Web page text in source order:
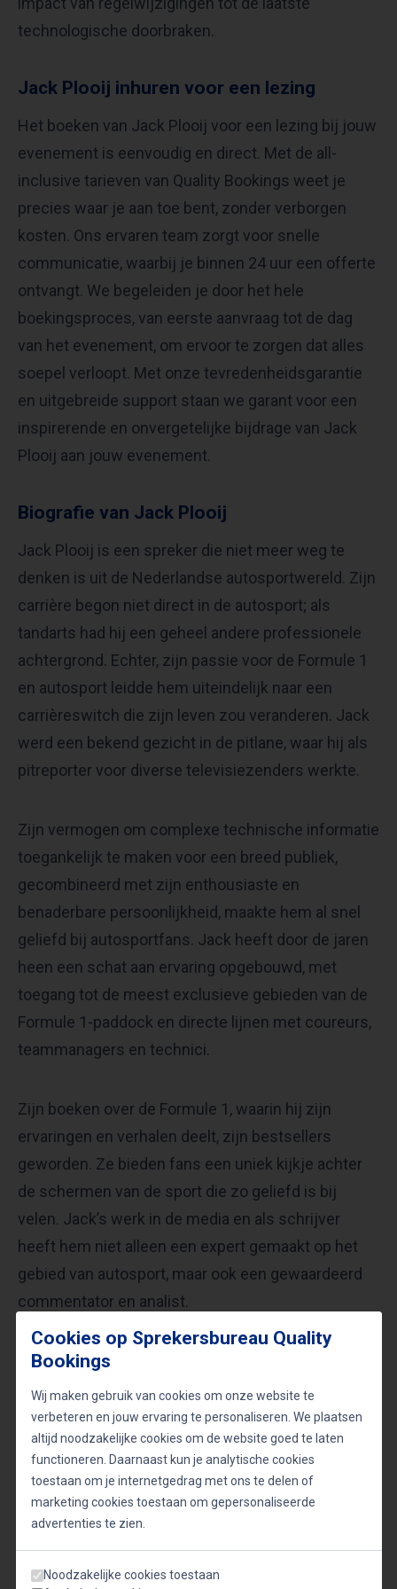
technologische doorbraken.
Jack Plooij inhuren voor een lezing
Het boeken van Jack Plooij voor een lezing bij jouw
evenement is eenvoudig en direct. Met de all-
inclusive tarieven van Quality Bookings weet je
precies waar je aan toe bent, zonder verborgen
kosten. Ons ervaren team zorgt voor snelle
communicatie, waarbij je binnen 24 uur een offerte
ontvangt. We begeleiden je door het hele
boekingsproces, van eerste aanvraag tot de dag
van het evenement, om ervoor te zorgen dat alles
soepel verloopt. Met onze tevredenheidsgarantie
en uitgebreide support staan we garant voor een
inspirerende en onvergetelijke bijdrage van Jack
Plooij aan jouw evenement.
Biografie van Jack Plooij
Jack Plooij is een spreker die niet meer weg te
denken is uit de Nederlandse autosportwereld. Zijn
carrière begon niet direct in de autosport; als
tandarts had hij een geheel andere professionele
achtergrond. Echter, zijn passie voor de Formule 1
en autosport leidde hem uiteindelijk naar een
carrièreswitch die zijn leven zou veranderen. Jack
werd een bekend gezicht in de pitlane, waar hij als
pitreporter voor diverse televisiezenders werkte.
Zijn vermogen om complexe technische informatie
toegankelijk te maken voor een breed publiek,
gecombineerd met zijn enthousiaste en
benaderbare persoonlijkheid, maakte hem al snel
geliefd bij autosportfans. Jack heeft door de jaren
heen een schat aan ervaring opgebouwd, met
toegang tot de meest exclusieve gebieden van de
Formule 1-paddock en directe lijnen met coureurs,
teammanagers en technici.
Zijn boeken over de Formule 1, waarin hij zijn
ervaringen en verhalen deelt, zijn bestsellers
geworden. Ze bieden fans een uniek kijkje achter
de schermen van de sport die zo geliefd is bij
velen. Jack’s werk in de media en als schrijver
heeft hem niet alleen een expert gemaakt op het
gebied van autosport, maar ook een gewaardeerd
commentator en analist.
Door zijn unieke positie binnen de Formule 1-
wereld heeft Jack Plooij een ongeëvenaarde
kennis van de sport. Zijn lezingen en presentaties
zijn niet alleen informatief, maar ook inspirerend,
doordat hij de menselijke kant van de sport belicht.
Van de intensieve voorbereiding van de teams tot
de ongekende druk die op de schouders van de
coureurs ligt; Jack weet wat er speelt en deelt dit
graag met zijn publiek. Zijn verhalen gaan over
Cookies op Sprekersbureau Quality
Bookings
Wij maken gebruik van cookies om onze website te
verbeteren en jouw ervaring te personaliseren. We plaatsen
altijd noodzakelijke cookies om de website goed te laten
functioneren. Daarnaast kun je analytische cookies
toestaan om je internetgedrag met ons te delen of
marketing cookies toestaan om gepersonaliseerde
advertenties te zien.
Noodzakelijke cookies toestaan